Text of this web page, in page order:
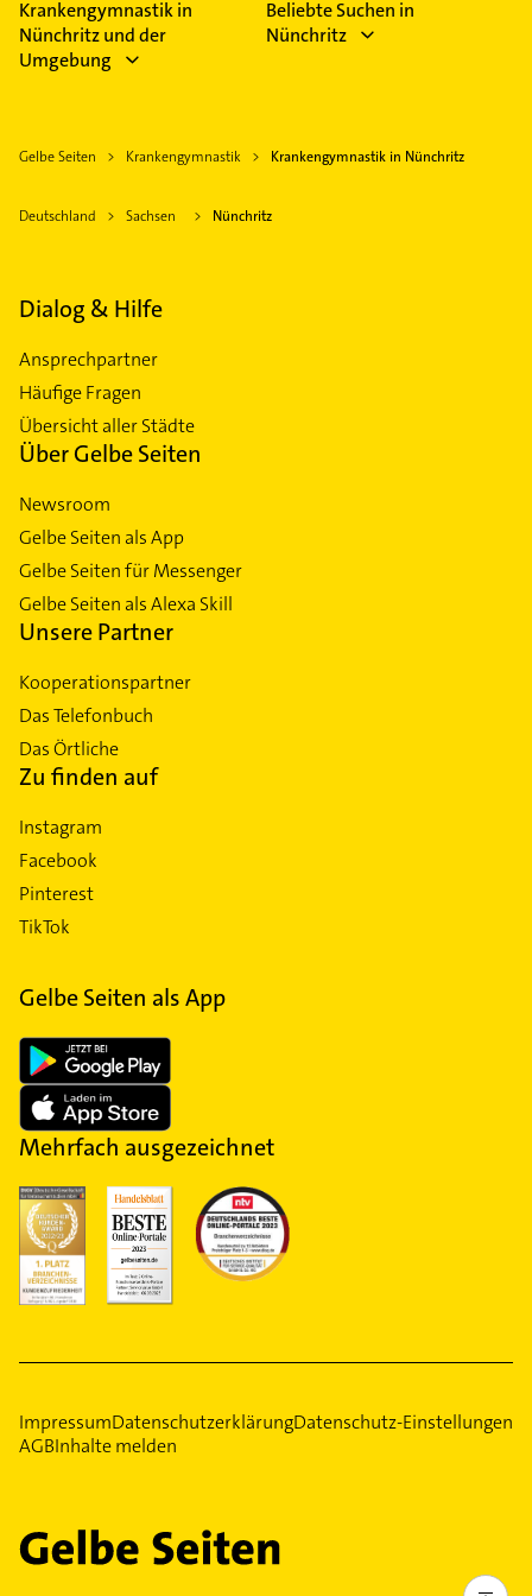
Krankengymnastik in
Nünchritz und der
Umgebung
Beliebte Suchen in
Nünchritz
Gelbe Seiten Krankengymnastik Krankengymnastik in Nünchritz
Deutschland Sachsen Nünchritz
Dialog & Hilfe
Ansprechpartner
Häufige Fragen
Übersicht aller Städte
Über Gelbe Seiten
Newsroom
Gelbe Seiten als App
Gelbe Seiten für Messenger
Gelbe Seiten als Alexa Skill
Unsere Partner
Kooperationspartner
Das Telefonbuch
Das Örtliche
Zu finden auf
Instagram
Facebook
Pinterest
TikTok
Gelbe Seiten als App
Mehrfach ausgezeichnet
ImpressumDatenschutzerklärungDatenschutz-Einstellungen
AGBInhalte melden